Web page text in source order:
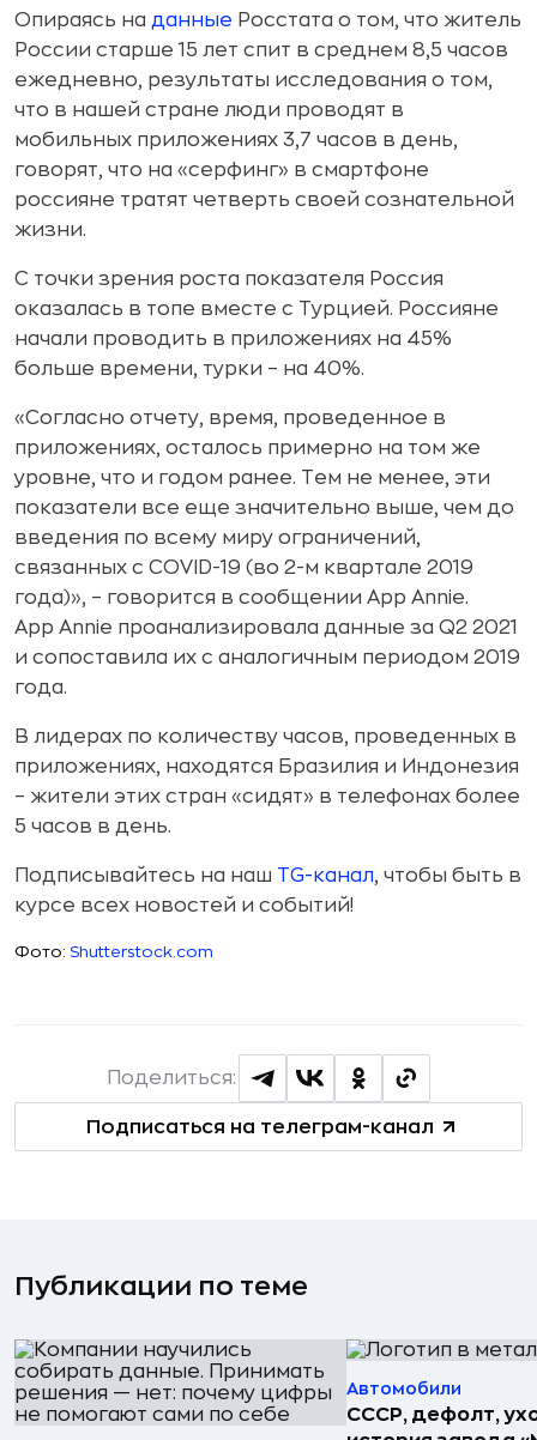
Опираясь на данные Росстата о том, что житель
России старше 15 лет спит в среднем 8,5 часов
ежедневно, результаты исследования о том,
что в нашей стране люди проводят в
мобильных приложениях 3,7 часов в день,
говорят, что на «серфинг» в смартфоне
россияне тратят четверть своей сознательной
жизни.
С точки зрения роста показателя Россия
оказалась в топе вместе с Турцией. Россияне
начали проводить в приложениях на 45%
больше времени, турки – на 40%.
«Согласно отчету, время, проведенное в
приложениях, осталось примерно на том же
уровне, что и годом ранее. Тем не менее, эти
показатели все еще значительно выше, чем до
введения по всему миру ограничений,
связанных с COVID-19 (во 2-м квартале 2019
года)», – говорится в сообщении App Annie.
App Annie проанализировала данные за Q2 2021
и сопоставила их с аналогичным периодом 2019
года.
В лидерах по количеству часов, проведенных в
приложениях, находятся Бразилия и Индонезия
– жители этих стран «сидят» в телефонах более
5 часов в день.
Подписывайтесь на наш TG-канал, чтобы быть в
курсе всех новостей и событий!
Фото: Shutterstock.com
Подписаться на телеграм-канал
Поделиться:
Публикации по теме
Автомобили
СССР, дефолт,